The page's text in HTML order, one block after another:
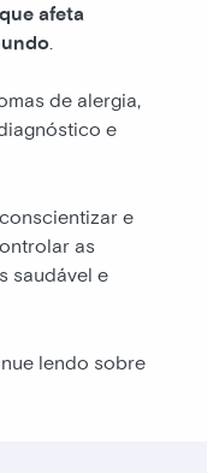
afeta
.
de alergia,
e
e
as
saudável e
lendo sobre